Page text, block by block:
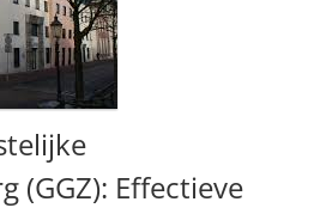
(GGZ): Effectieve